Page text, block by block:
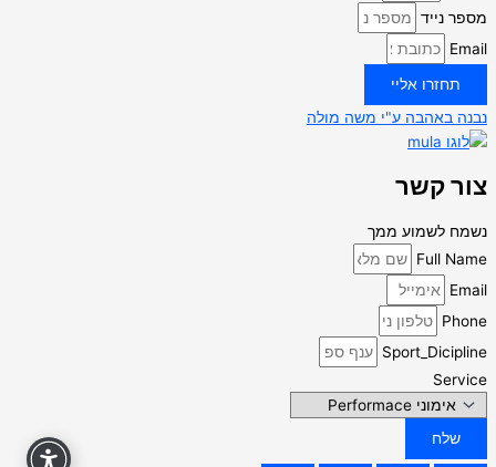
מספר נייד
Email
תחזרו אליי
נבנה באהבה ע"י משה מולה
צור קשר
נשמח לשמוע ממך
Full Name
Email
Phone
Sport_Dicipline
Service
שלח